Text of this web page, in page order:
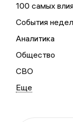
100 самых
События
Аналитика
Общество
СВО